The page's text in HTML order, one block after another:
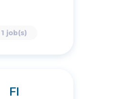
1 job(s)
FI